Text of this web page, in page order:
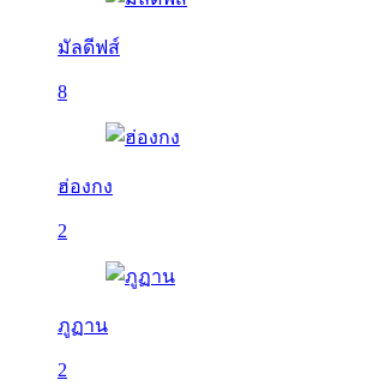
มัลดีฟส์
8
ฮ่องกง
2
ภูฏาน
2